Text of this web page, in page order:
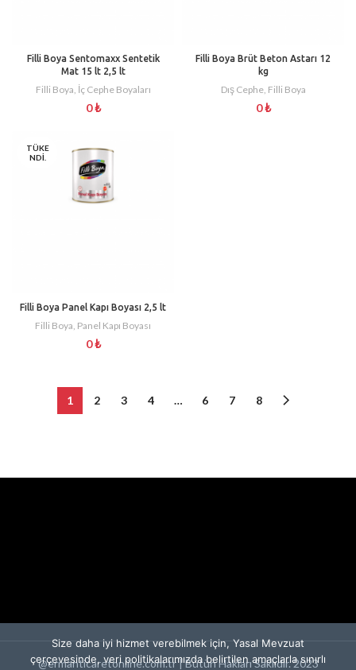
Filli Boya Sentomaxx Sentetik
Mat 15 lt 2,5 lt
Filli Boya, İç Cephe Boyaları
0₺
Filli Boya Brüt Beton Astarı 12
kg
Dış Cephe, Filli Boya
0₺
TÜKE
NDI.
Filli Boya Panel Kapı Boyası 2,5 lt
Filli Boya, Panel Kapı Boyası
0₺
1 2 3 4 … 6 7 8
@ermanticaretonline.com.tr | Bütün Hakları Saklıdır. 2023
Size daha iyi hizmet verebilmek için, Yasal Mevzuat
çerçevesinde, veri politikalarımızda belirtilen amaçlarla sınırlı